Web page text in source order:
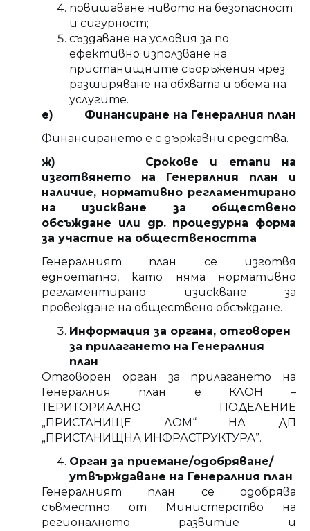
повишаване нивото на безопасност
и сигурност;
създаване на условия за по
ефективно използване на
пристанищните съоръжения чрез
разширяване на обхвата и обема на
услугите.
е) Финансиране на Генералния план
Финансирането е с държавни средства.
ж) Срокове и етапи на
изготвянето на Генералния план и
наличие, нормативно регламентирано
на изискване за обществено
обсъждане или др. процедурна форма
за участие на обществеността
Генералният план се изготвя
едноетапно, като няма нормативно
регламентирано изискване за
провеждане на обществено обсъждане.
Информация за органа, отговорен
за прилагането на Генералния
план
Отговорен орган за прилагането на
Генералния план е КЛОН –
ТЕРИТОРИАЛНО ПОДЕЛЕНИЕ
„ПРИСТАНИЩЕ ЛОМ“ НА ДП
„ПРИСТАНИЩНА ИНФРАСТРУКТУРА”.
Орган за приемане/одобряване/
утвърждаване на Генералния план
Генералният план се одобрява
съвместно от Министерство на
регионалното развитие и